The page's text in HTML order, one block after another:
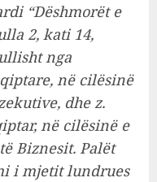
“Dëshmorët e
2, kati 14,
nga
në cilësinë
dhe z.
në cilësinë e
Biznesit. Palët
i mjetit lundrues